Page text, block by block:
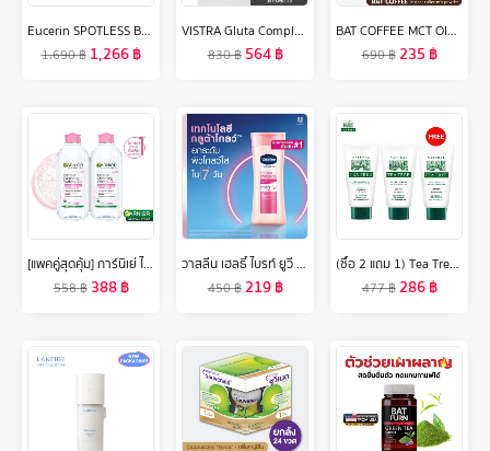
Eucerin SPOTLESS BRIGHTENING DARK EYE CIRCLE CORRECTOR 15 ML ยูเซอริน สปอตเลส ไบรท์เทนนิ่ง ดาร์ก อาย เซอร์เคิล คอร์เรคเตอร์ 15 มล.
1,690฿ 1,266฿
VISTRA Gluta Complex 1000 Plus Red Orange Extract 30 Capsules - วิสทร้า กลูต้า คอมเพล็กซ์ 1000 พลัส เรด ออเร้นจ์ (30 เม็ด)
830฿ 564฿
BAT COFFEE MCT OIL กาแฟคุมหิว อิ่มนาน หุ่นสวย ลดน้ำหนัก แคลต่ำ ไม่มีน้ำตาล
690฿235 ฿
[แพคคู่สุดคุ้ม] การ์นิเย่ ไมเซล่าฝาชมพู คลีนซิ่ง วอเตอร์ เซนซิทีฟ สกิน 400มล GARNIER MICELLAR CLEANSING WATER 400MLX2 ล้างเครื่องสำอาง
558฿ 388฿
วาสลีน เฮลธี้ ไบรท์ ยูวี เอ็กซ์ตร้า ไบร์ทเทนนิ่ง กูลต้า โกลว์ โลชั่น 300 มล. แพ็คคู่ Vaseline Healthy Bright UV Extra Brightening G
450฿219฿
(ซื้อ 2 แถม 1) Tea Tree ที ทรี โฟมล้างหน้า ออยล์ คอนโทรล เฟเชียลโฟม 4.8 ออนซ์ Oil Control Facial Foam) 2 Free 1
477฿286฿